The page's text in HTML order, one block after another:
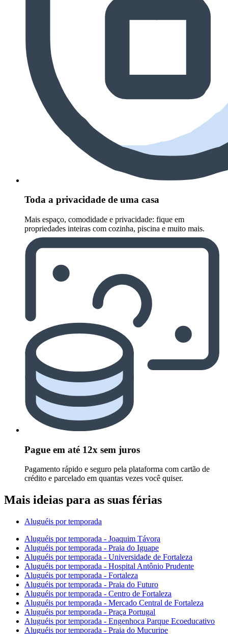
Toda a privacidade de uma casa
Mais espaço, comodidade e privacidade: fique em
propriedades inteiras com cozinha, piscina e muito mais.
Pague em até 12x sem juros
Pagamento rápido e seguro pela plataforma com cartão de
crédito e parcelado em quantas vezes você quiser.
Mais ideias para as suas férias
Aluguéis por temporada
Aluguéis por temporada - Joaquim Távora
Aluguéis por temporada - Praia do Iguape
Aluguéis por temporada - Universidade de Fortaleza
Aluguéis por temporada - Hospital Antônio Prudente
Aluguéis por temporada - Fortaleza
Aluguéis por temporada - Praia do Futuro
Aluguéis por temporada - Centro de Fortaleza
Aluguéis por temporada - Mercado Central de Fortaleza
Aluguéis por temporada - Praça Portugal
Aluguéis por temporada - Engenhoca Parque Ecoeducativo
Aluguéis por temporada - Praia do Mucuripe